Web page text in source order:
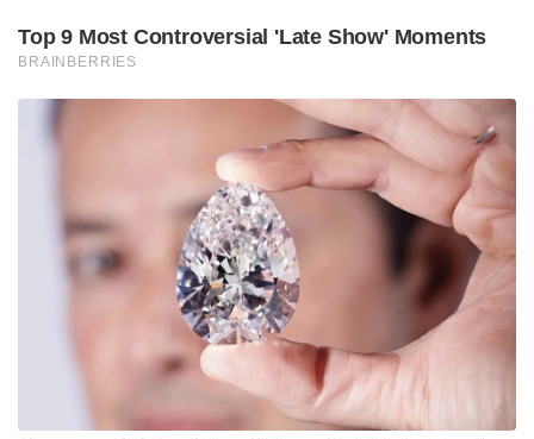
Top 9 Most Controversial 'Late Show' Moments
BRAINBERRIES